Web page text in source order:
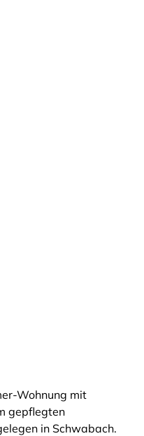
Wohnung mit
gepflegten
in Schwabach.